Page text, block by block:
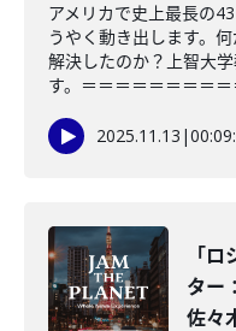
アメリカで史上最長の
うやく動き出します。
解決したのか？上智大
す。＝＝＝＝＝＝＝＝
2025.11.13 |
「
ター
佐々